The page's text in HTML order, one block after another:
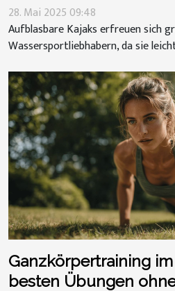
28. Mai 2025 09:48
Aufblasbare Kajaks erfreuen sich
Wassersportliebhabern, da sie
Ganzkörpertraining
besten Übungen